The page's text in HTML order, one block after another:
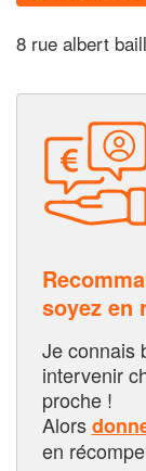
8 rue albert
soyez en
Je connais
intervenir
proche !
Alors
en